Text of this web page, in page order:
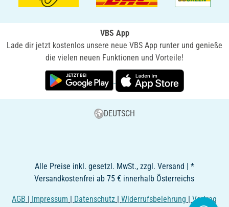
VBS App
Lade dir jetzt kostenlos unsere neue VBS App runter und genieße
die vielen neuen Funktionen und Vorteile!
DEUTSCH
Alle Preise inkl. gesetzl. MwSt., zzgl. Versand | *
Versandkostenfrei ab 75 € innerhalb Österreichs
AGB Impressum Datenschutz |Widerrufsbelehrung |Vertrag